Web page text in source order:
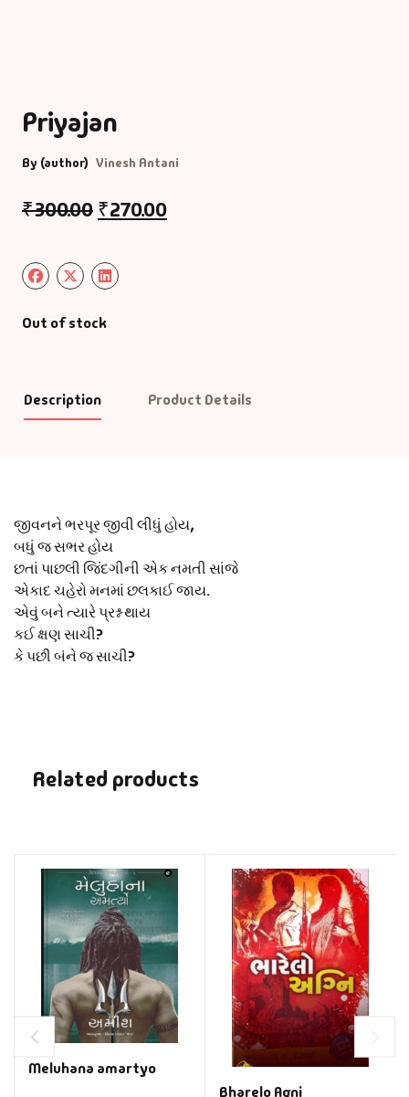
Priyajan
By (author) Vinesh Antani
₹300.00 ₹270.00
Out of stock
Description Product Details
જીવનને ભરપૂર જીવી લીધું હોય,
બધું જ સભર હોય
છતાં પાછલી જિંદગીની એક નમતી સાંજે
એકાદ ચહેરો મનમાં છલકાઈ જાય.
એવું બને ત્યારે પ્રશ્ન થાય
કઈ ક્ષણ સાચી?
કે પછી બંને જ સાચી?
Related products
Meluhana amartyo
Bharelo Agni